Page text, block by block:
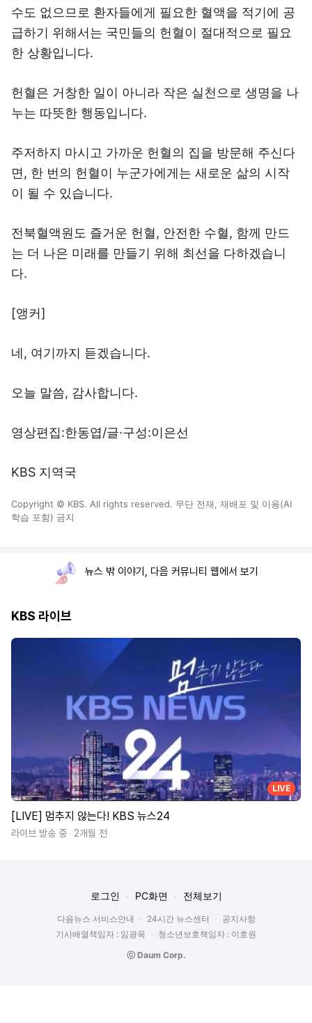
수도 없으므로 환자들에게 필요한 혈액을 적기에 공
급하기 위해서는 국민들의 헌혈이 절대적으로 필요
한 상황입니다.
헌혈은 거창한 일이 아니라 작은 실천으로 생명을 나
누는 따뜻한 행동입니다.
주저하지 마시고 가까운 헌혈의 집을 방문해 주신다
면, 한 번의 헌혈이 누군가에게는 새로운 삶의 시작
이 될 수 있습니다.
전북혈액원도 즐거운 헌혈, 안전한 수혈, 함께 만드
는 더 나은 미래를 만들기 위해 최선을 다하겠습니
다.
[앵커]
네, 여기까지 듣겠습니다.
오늘 말씀, 감사합니다.
영상편집:한동엽/글·구성:이은선
KBS 지역국
Copyright © KBS. All rights reserved. 무단 전재, 재배포 및 이용(AI
학습 포함) 금지
뉴스 밖 이야기, 다음 커뮤니티 웹에서 보기
KBS 라이브
LIVE
[LIVE] 멈추지 않는다! KBS 뉴스24
라이브 방송 중 2개월 전
로그인 PC화면 전체보기
다음뉴스 서비스안내 24시간 뉴스센터
공지사항
기사배열책임자 : 임광욱
청소년보호책임자 : 이호원
ⓒ Daum Corp.